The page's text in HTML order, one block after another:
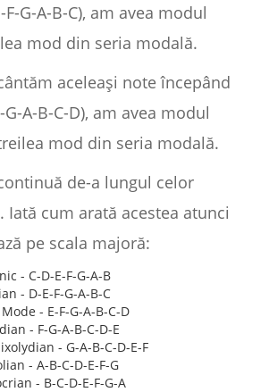
F-G-A-B-C), am avea modul
mod din seria modală.
aceleași note începând
A-B-C-D), am avea modul
mod din seria modală.
de-a lungul celor
Iată cum arată acestea atunci
pe scala majoră:
- C-D-E-F-G-A-B
- D-E-F-G-A-B-C
- E-F-G-A-B-C-D
- F-G-A-B-C-D-E
- G-A-B-C-D-E-F
- A-B-C-D-E-F-G
- B-C-D-E-F-G-A